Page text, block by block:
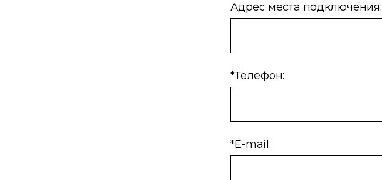
Адрес места подключения:
*Телефон:
*E-mail: